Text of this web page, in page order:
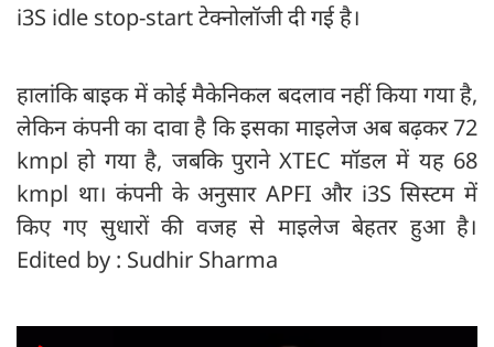
i3S idle stop-start टेक्नोलॉजी दी गई है।
हालांकि बाइक में कोई मैकेनिकल बदलाव नहीं किया गया है,
लेकिन कंपनी का दावा है कि इसका माइलेज अब बढ़कर 72
kmpl हो गया है, जबकि पुराने XTEC मॉडल में यह 68
kmpl था। कंपनी के अनुसार APFI और i3S सिस्टम में
किए गए सुधारों की वजह से माइलेज बेहतर हुआ है।
Edited by : Sudhir Sharma